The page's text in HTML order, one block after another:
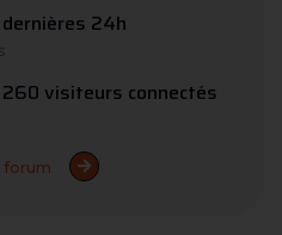
24h
visiteurs connectés